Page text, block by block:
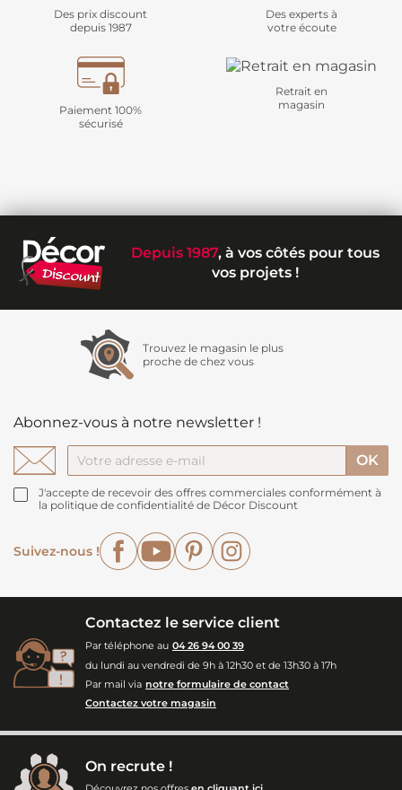
Des prix discount
depuis 1987
Des experts à
votre écoute
Paiement 100%
sécurisé
Retrait en
magasin
Depuis 1987, à vos côtés pour tous
vos projets !
Trouvez le magasin le plus
proche de chez vous
Abonnez-vous à notre newsletter !
J'accepte de recevoir des offres commerciales conformément à
la politique de confidentialité de Décor Discount
Suivez-nous !
FacebookYouTubePinterest
Contactez le service client
Par téléphone au 04 26 94 00 39
du lundi au vendredi de 9h à 12h30 et de 13h30 à 17h
Par mail via notre formulaire de contact
Contactez votre magasin
On recrute !